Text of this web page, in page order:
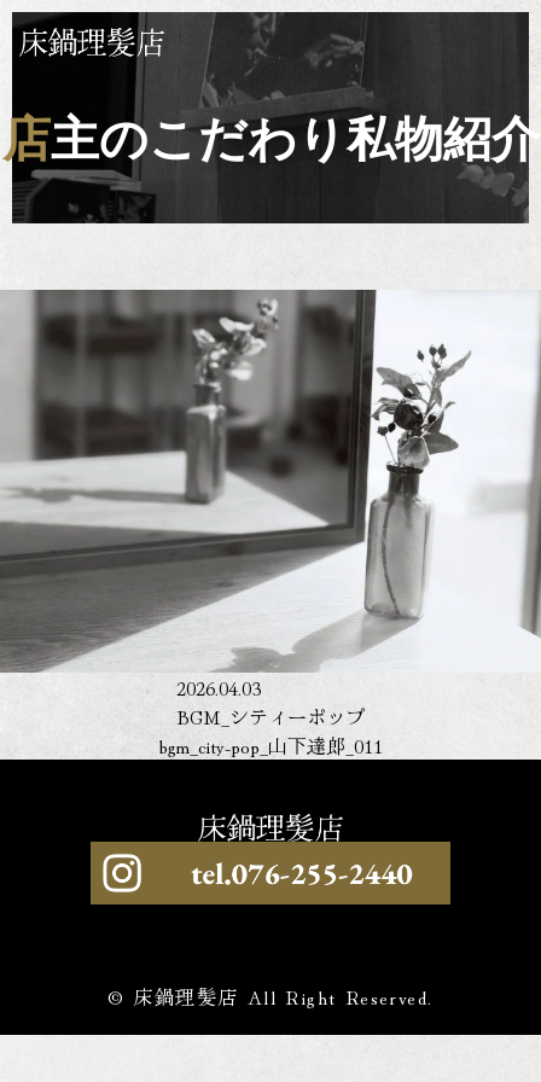
店主のこだわり私物紹介
2026.04.03
BGM_シティーポップ
bgm_city-pop_山下達郎_011
© 床鍋理髪店 All Right Reserved.